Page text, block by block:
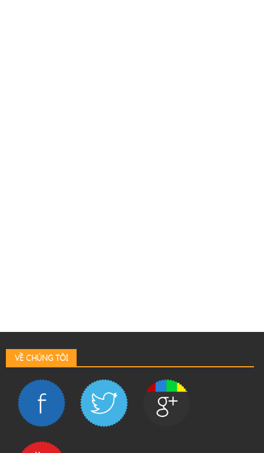
VỀ CHÚNG TÔI